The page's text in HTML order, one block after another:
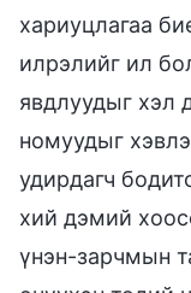
хариуцлагаа
илрэлийг ил
явдлуудыг хэл
номуудыг
удирдагч
хий дэмий
үнэн-зарчмын